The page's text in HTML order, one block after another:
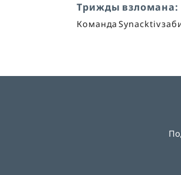
Трижды взломана:
Команда Synacktiv